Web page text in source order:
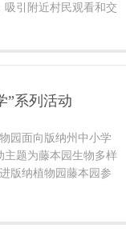
吸引附近村民观看和交
”系列活动
园面向版纳州中小学
主题为藤本园生物多样
版纳植物园藤本园参